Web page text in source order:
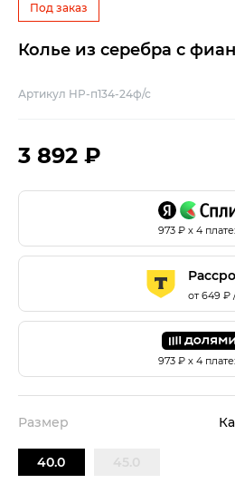
Под заказ
Колье из серебра с
Артикул HP-п134-24ф/с
3 892 ₽
973₽ х 4
от649 ₽
973₽ х 4
Размер
40.0